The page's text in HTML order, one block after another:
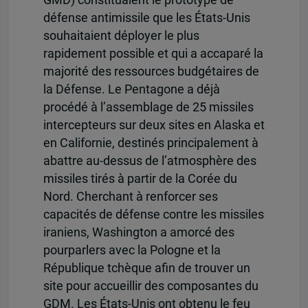
défense antimissile que les États-Unis
souhaitaient déployer le plus
rapidement possible et qui a accaparé la
majorité des ressources budgétaires de
la Défense. Le Pentagone a déjà
procédé à l’assemblage de 25 missiles
intercepteurs sur deux sites en Alaska et
en Californie, destinés principalement à
abattre au-dessus de l’atmosphère des
missiles tirés à partir de la Corée du
Nord. Cherchant à renforcer ses
capacités de défense contre les missiles
iraniens, Washington a amorcé des
pourparlers avec la Pologne et la
République tchèque afin de trouver un
site pour accueillir des composantes du
GDM. Les États-Unis ont obtenu le feu